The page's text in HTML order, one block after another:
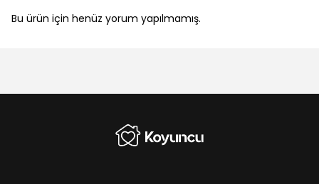
Bu ürün için henüz yorum yapılmamış.